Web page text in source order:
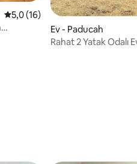
5 üzerinden ortalama 5,0 puan,
5,0 (16)
Ev - Paducah
Rahat 2 Yatak Odalı